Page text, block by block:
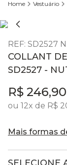
Vestuário
REF: SD2527
COLLANT
SD2527 -
R$ 246,90
ou 12x de R$
Mais formas